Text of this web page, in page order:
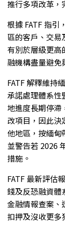
推行多項改革，
根據 FATF 指引
區的客戶、交
有別於層級更
融機構盡量避免
FATF 解釋維持
承諾處理體系性
地進度長期停滯
改項目，因此決
他地區，按緬甸
並警告若 2026
措施。
FATF 最新評估
錢及反恐融資體
金融情報查案、
扣押及沒收更多